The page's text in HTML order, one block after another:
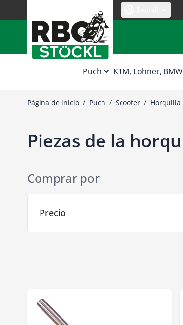
Puch KTM, Lohner,
Página de inicio / Puch / Scooter / Horquilla
Piezas de la
Comprar por
Precio